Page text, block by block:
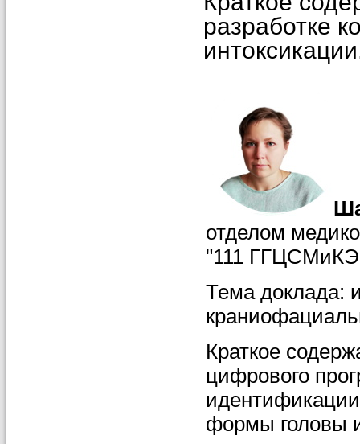
разработке
отделом
"111
Тема доклада:
Краткое
цифрового
формы головы